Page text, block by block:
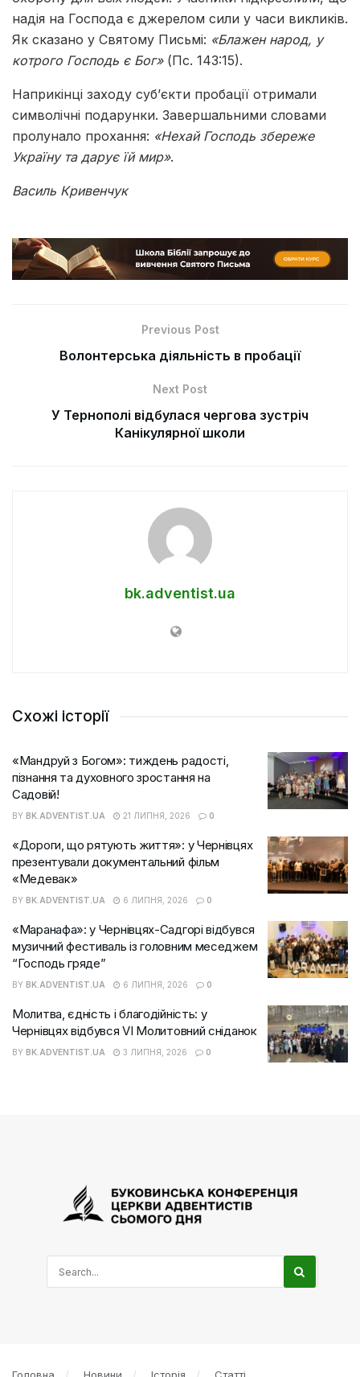
надія на Господа є джерелом сили у часи викликів.
Як сказано у Святому Письмі: «Блажен народ, у
котрого Господь є Бог»(Пс. 143:15).
Наприкінці заходу суб’єкти пробації отримали
символічні подарунки. Завершальними словами
пролунало прохання: «Нехай Господь збереже
Україну та дарує їй мир».
Василь Кривенчук
Previous Post
Волонтерська діяльність в пробації
Next Post
У Тернополі відбулася чергова зустріч
Канікулярної школи
bk.adventist.ua
Схожі історії
«Мандруй з Богом»: тиждень радості,
пізнання та духовного зростання на
Садовій!
BY BK.ADVENTIST.UA 21 ЛИПНЯ, 2026 0
«Дороги, що рятують життя»: у Чернівцях
презентували документальний фільм
«Медевак»
BY BK.ADVENTIST.UA 6 ЛИПНЯ, 2026 0
«Маранафа»: у Чернівцях-Садгорі відбувся
музичний фестиваль із головним меседжем
“Господь гряде”
BY BK.ADVENTIST.UA 6 ЛИПНЯ, 2026 0
Молитва, єдність і благодійність: у
Чернівцях відбувся VI Молитовний сніданок
BY BK.ADVENTIST.UA 3 ЛИПНЯ, 2026 0